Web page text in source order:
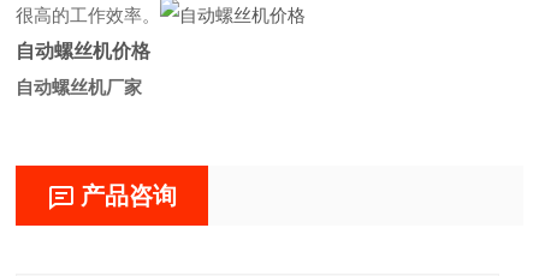
很高的工作效率。
自动螺丝机价格
自动螺丝机厂家
产品咨询